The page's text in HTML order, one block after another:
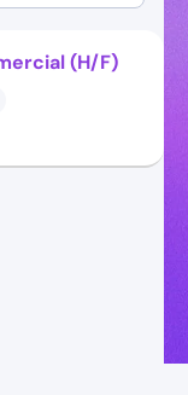
(H/F)